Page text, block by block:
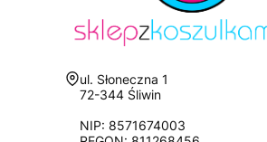
Adres:
ul. Słoneczna 1
72-344 Śliwin
NIP: 8571674003